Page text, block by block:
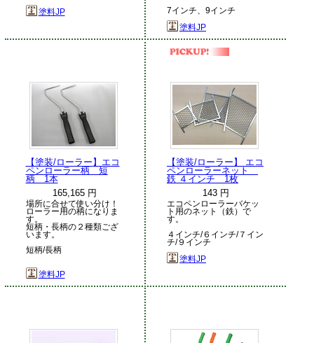
塗料JP
7インチ、9インチ
塗料JP
【塗装/ローラー】エコ
ペンローラー柄 短
柄 1本
165,165 円
場所に合せて使い分け！
ローラー用の柄になりま
す。
短柄・長柄の２種類ござ
います。
短柄/長柄
塗料JP
【塗装/ローラー】 エコ
ペンローラーネット
鉄 ４インチ 1枚
143 円
エコペンローラーバケッ
ト用のネット（鉄）で
す。
４インチ/６インチ/７イン
チ/９インチ
塗料JP